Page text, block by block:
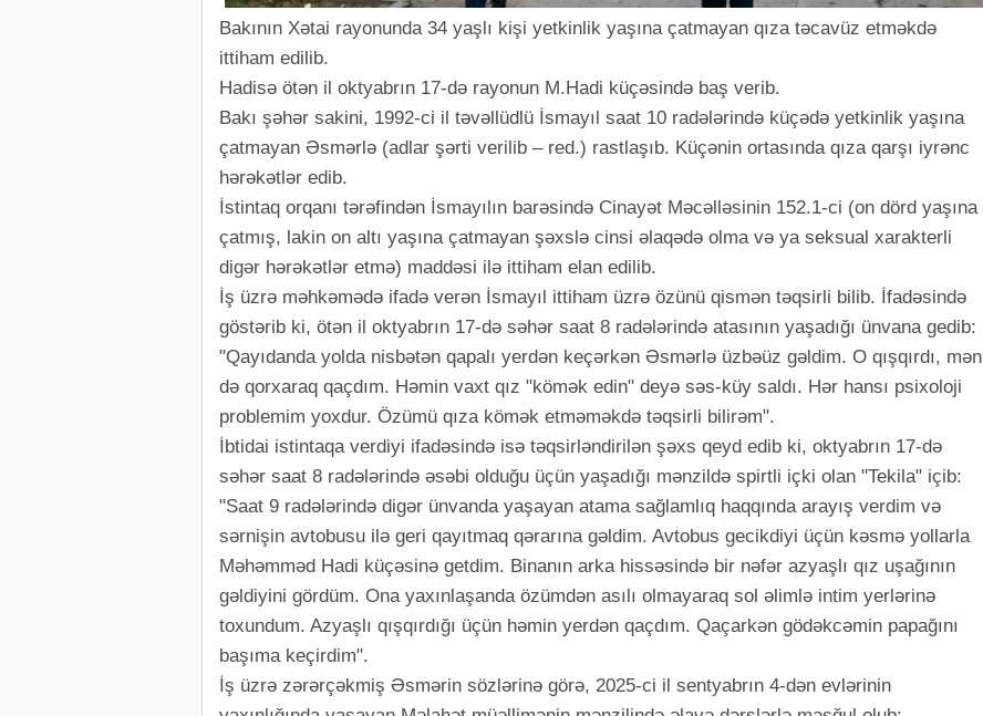
Bakının Xətai rayonunda 34 yaşlı kişi yetkinlik yaşına çatmayan qıza təcavüz etməkdə
ittiham edilib.
Hadisə ötən il oktyabrın 17-də rayonun M.Hadi küçəsində baş verib.
Bakı şəhər sakini, 1992-ci il təvəllüdlü İsmayıl saat 10 radələrində küçədə yetkinlik yaşına
çatmayan Əsmərlə (adlar şərti verilib – red.) rastlaşıb. Küçənin ortasında qıza qarşı iyrənc
hərəkətlər edib.
İstintaq orqanı tərəfindən İsmayılın barəsində Cinayət Məcəlləsinin 152.1-ci (on dörd yaşına
çatmış, lakin on altı yaşına çatmayan şəxslə cinsi əlaqədə olma və ya seksual xarakterli
digər hərəkətlər etmə) maddəsi ilə ittiham elan edilib.
İş üzrə məhkəmədə ifadə verən İsmayıl ittiham üzrə özünü qismən təqsirli bilib. İfadəsində
göstərib ki, ötən il oktyabrın 17-də səhər saat 8 radələrində atasının yaşadığı ünvana gedib:
"Qayıdanda yolda nisbətən qapalı yerdən keçərkən Əsmərlə üzbəüz gəldim. O qışqırdı, mən
də qorxaraq qaçdım. Həmin vaxt qız "kömək edin" deyə səs-küy saldı. Hər hansı psixoloji
problemim yoxdur. Özümü qıza kömək etməməkdə təqsirli bilirəm".
İbtidai istintaqa verdiyi ifadəsində isə təqsirləndirilən şəxs qeyd edib ki, oktyabrın 17-də
səhər saat 8 radələrində əsəbi olduğu üçün yaşadığı mənzildə spirtli içki olan "Tekila" içib:
"Saat 9 radələrində digər ünvanda yaşayan atama sağlamlıq haqqında arayış verdim və
sərnişin avtobusu ilə geri qayıtmaq qərarına gəldim. Avtobus gecikdiyi üçün kəsmə yollarla
Məhəmməd Hadi küçəsinə getdim. Binanın arka hissəsində bir nəfər azyaşlı qız uşağının
gəldiyini gördüm. Ona yaxınlaşanda özümdən asılı olmayaraq sol əlimlə intim yerlərinə
toxundum. Azyaşlı qışqırdığı üçün həmin yerdən qaçdım. Qaçarkən gödəkcəmin papağını
başıma keçirdim".
İş üzrə zərərçəkmiş Əsmərin sözlərinə görə, 2025-ci il sentyabrın 4-dən evlərinin